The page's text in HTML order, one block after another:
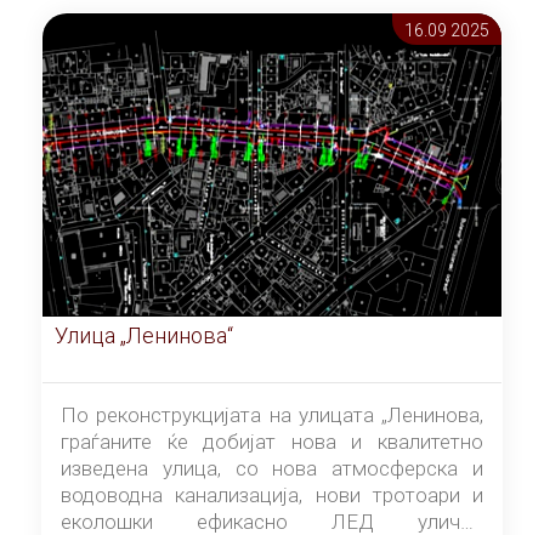
16.09 2025
Улица „Ленинова“
По реконструкцијата на улицата „Ленинова,
граѓаните ќе добијат нова и квалитетно
изведена улица, со нова атмосферска и
водоводна канализација, нови тротоари и
еколошки ефикасно ЛЕД улично